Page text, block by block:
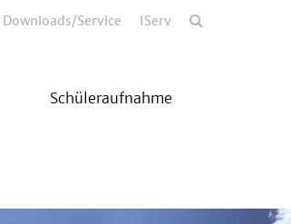
Downloads/Service IServ
Schüleraufnahme